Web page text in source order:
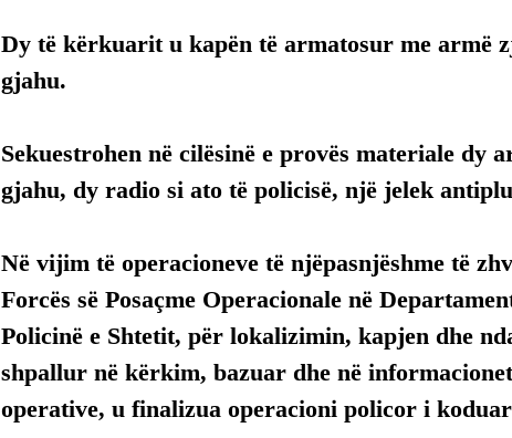
Dy të kërkuarit u kapën të armatosur me armë
gjahu.
Sekuestrohen në cilësinë e provës materiale dy
gjahu, dy radio si ato të policisë, një jelek
Në vijim të operacioneve të njëpasnjëshme të
Forcës së Posaçme Operacionale në
Policinë e Shtetit, për lokalizimin, kapjen dhe
shpallur në kërkim, bazuar dhe në
operative, u finalizua operacioni policor i